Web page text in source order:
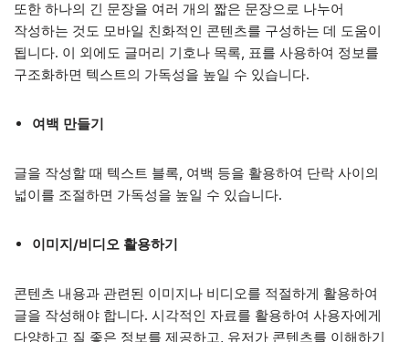
또한 하나의 긴 문장을 여러 개의 짧은 문장으로 나누어
작성하는 것도 모바일 친화적인 콘텐츠를 구성하는 데 도움이
됩니다. 이 외에도 글머리 기호나 목록, 표를 사용하여 정보를
구조화하면 텍스트의 가독성을 높일 수 있습니다.
여백 만들기
글을 작성할 때 텍스트 블록, 여백 등을 활용하여 단락 사이의
넓이를 조절하면 가독성을 높일 수 있습니다.
이미지/비디오 활용하기
콘텐츠 내용과 관련된 이미지나 비디오를 적절하게 활용하여
글을 작성해야 합니다. 시각적인 자료를 활용하여 사용자에게
다양하고 질 좋은 정보를 제공하고, 유저가 콘텐츠를 이해하기